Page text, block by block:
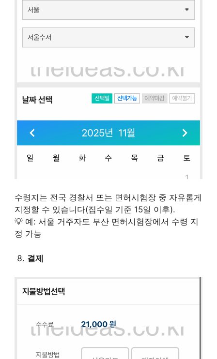
수령지는 전국 경찰서 또는 면허시험장 중 자유롭게
지정할 수 있습니다(집수일 기준 15일 이후).
💡 예: 서울 거주자도 부산 면허시험장에서 수령 지
정 가능
결제